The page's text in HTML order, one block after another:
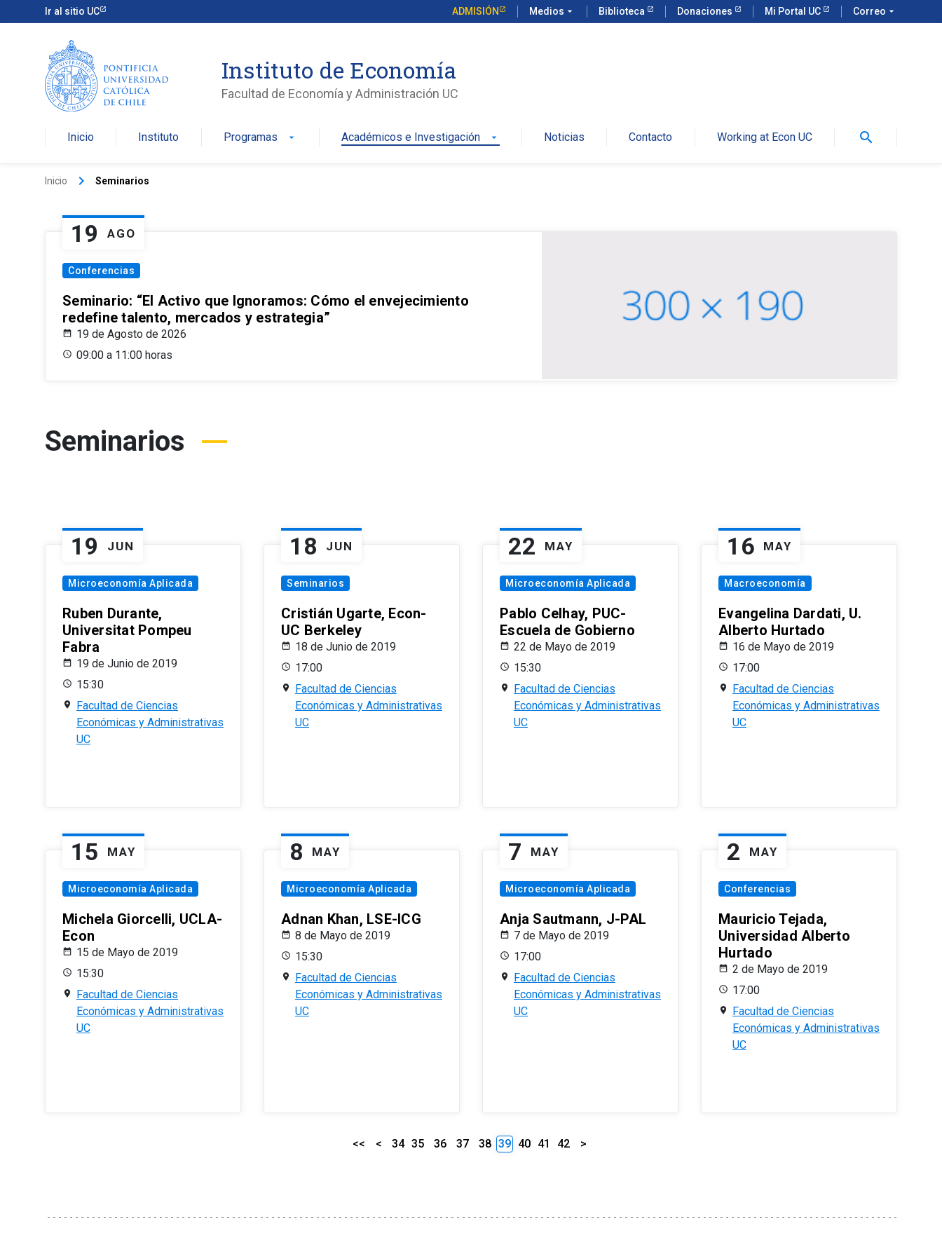
Ir al sitio UC ADMISIÓN Medios arrow_drop_down Biblioteca Donaciones Mi Portal UC Correo arrow_drop_down
Instituto de Economía
Facultad de Economía y Administración UC
Inicio Instituto Programas arrow_drop_down Académicos e Investigación arrow_drop_down Noticias Contacto Working at Econ UC search
Inicio keyboard_arrow_right Seminarios
19 AGO
Conferencias
Seminario: “El Activo que Ignoramos: Cómo el envejecimiento
redefine talento, mercados y estrategia”
19 de Agosto de 2026
09:00 a 11:00 horas
Seminarios
19 JUN
Microeconomía Aplicada
Ruben Durante,
Universitat Pompeu
Fabra
19 de Junio de 2019
15:30
Facultad de Ciencias
Económicas y Administrativas
UC
18 JUN
Seminarios
Cristián Ugarte, Econ-
UC Berkeley
18 de Junio de 2019
17:00
Facultad de Ciencias
Económicas y Administrativas
UC
22 MAY
Microeconomía Aplicada
Pablo Celhay, PUC-
Escuela de Gobierno
22 de Mayo de 2019
15:30
Facultad de Ciencias
Económicas y Administrativas
UC
16 MAY
Macroeconomía
Evangelina Dardati, U.
Alberto Hurtado
16 de Mayo de 2019
17:00
Facultad de Ciencias
Económicas y Administrativas
UC
15 MAY
Microeconomía Aplicada
Michela Giorcelli, UCLA-
Econ
15 de Mayo de 2019
15:30
Facultad de Ciencias
Económicas y Administrativas
UC
8 MAY
Microeconomía Aplicada
Adnan Khan, LSE-ICG
8 de Mayo de 2019
15:30
Facultad de Ciencias
Económicas y Administrativas
UC
7 MAY
Microeconomía Aplicada
Anja Sautmann, J-PAL
7 de Mayo de 2019
17:00
Facultad de Ciencias
Económicas y Administrativas
UC
2 MAY
Conferencias
Mauricio Tejada,
Universidad Alberto
Hurtado
2 de Mayo de 2019
17:00
Facultad de Ciencias
Económicas y Administrativas
UC
<< < 34 35 36 37 38 39 40 41 42 >